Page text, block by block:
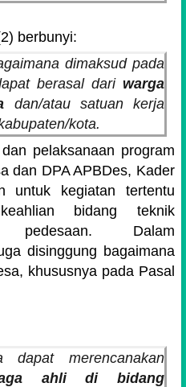
berbunyi:
dimaksud pada
berasal dari warga
dan/atau satuan kerja
kota.
pelaksanaan program
dan DPA APBDes, Kader
untuk kegiatan tertentu
bidang teknik
pedesaan. Dalam
disinggung bagaimana
khususnya pada Pasal
dapat merencanakan
ahli di bidang